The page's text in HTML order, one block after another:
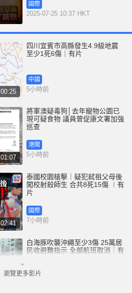
國際
2025-07-25 10:37 HKT
00:25
四川宜賓市高縣發生4.9級地震
至少1死6傷｜有片
中國
5小時前
01:07
將軍澳疑毒狗│去年寵物公園已
現可疑食物 議員曾促康文署加強
巡查
港聞
5小時前
02:41
泰國校園槍擊｜疑犯弒祖父母後
闖校射殺師生 合共8死15傷 ︱有
片
國際
7小時前
白海豚吹襲沖繩至少3傷 25萬居
民收避難指示 全部航班取消｜有
國際
瀏覽更多影片